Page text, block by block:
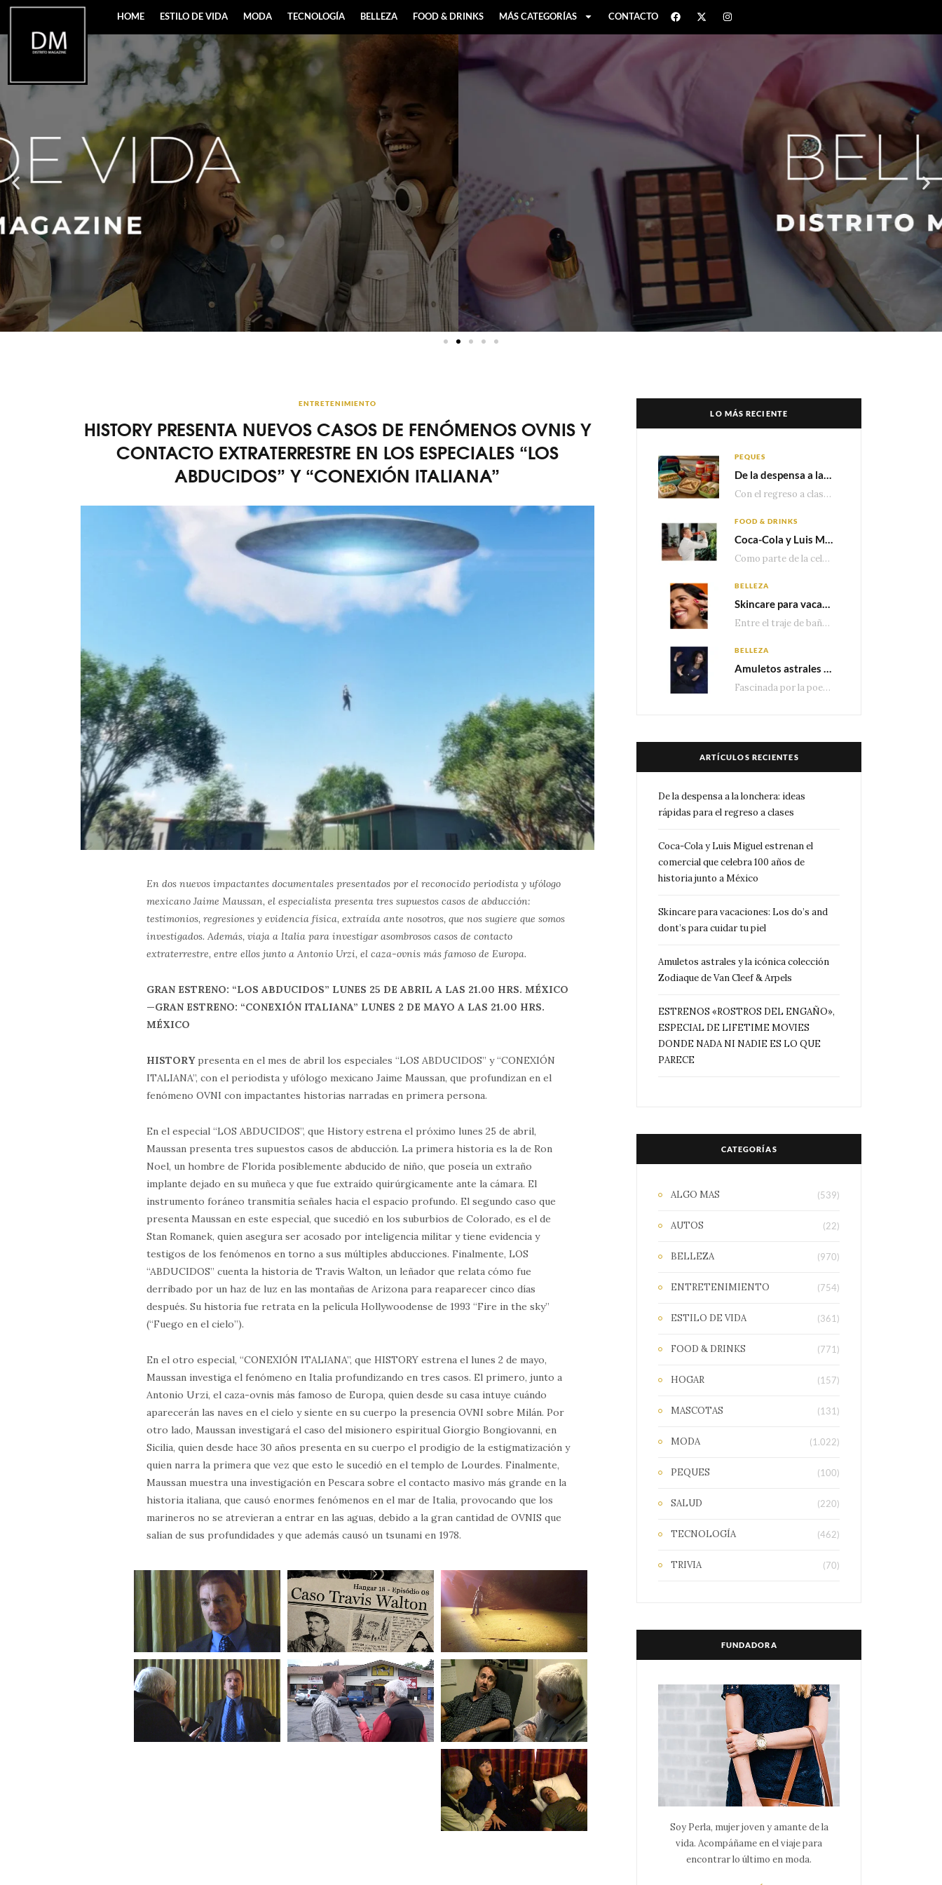
HOME ESTILO DE VIDA MODA TECNOLOGÍA BELLEZA FOOD & DRINKS MÁS CATEGORÍAS CONTACTO
ENTRETENIMIENTO
HISTORY PRESENTA NUEVOS CASOS DE FENÓMENOS OVNIS Y
CONTACTO EXTRATERRESTRE EN LOS ESPECIALES “LOS
ABDUCIDOS” Y “CONEXIÓN ITALIANA”
En dos nuevos impactantes documentales presentados por el reconocido periodista y ufólogo
mexicano Jaime Maussan, el especialista presenta tres supuestos casos de abducción:
testimonios, regresiones y evidencia física, extraída ante nosotros, que nos sugiere que somos
investigados. Además, viaja a Italia para investigar asombrosos casos de contacto
extraterrestre, entre ellos junto a Antonio Urzi, el caza-ovnis más famoso de Europa.
GRAN ESTRENO: “LOS ABDUCIDOS” LUNES 25 DE ABRIL A LAS 21.00 HRS. MÉXICO
—GRAN ESTRENO: “CONEXIÓN ITALIANA” LUNES 2 DE MAYO A LAS 21.00 HRS.
MÉXICO
HISTORYpresenta en el mes de abril los especiales “LOS ABDUCIDOS” y “CONEXIÓN
ITALIANA”, con el periodista y ufólogo mexicano Jaime Maussan, que profundizan en el
fenómeno OVNI con impactantes historias narradas en primera persona.
En el especial “LOS ABDUCIDOS”, que History estrena el próximo lunes 25 de abril,
Maussan presenta tres supuestos casos de abducción. La primera historia es la de Ron
Noel, un hombre de Florida posiblemente abducido de niño, que poseía un extraño
implante dejado en su muñeca y que fue extraído quirúrgicamente ante la cámara. El
instrumento foráneo transmitía señales hacia el espacio profundo. El segundo caso que
presenta Maussan en este especial, que sucedió en los suburbios de Colorado, es el de
Stan Romanek, quien asegura ser acosado por inteligencia militar y tiene evidencia y
testigos de los fenómenos en torno a sus múltiples abducciones. Finalmente, LOS
“ABDUCIDOS” cuenta la historia de Travis Walton, un leñador que relata cómo fue
derribado por un haz de luz en las montañas de Arizona para reaparecer cinco días
después. Su historia fue retrata en la película Hollywoodense de 1993 “Fire in the sky”
(“Fuego en el cielo”).
En el otro especial, “CONEXIÓN ITALIANA”, que HISTORY estrena el lunes 2 de mayo,
Maussan investiga el fenómeno en Italia profundizando en tres casos. El primero, junto a
Antonio Urzi, el caza-ovnis más famoso de Europa, quien desde su casa intuye cuándo
aparecerán las naves en el cielo y siente en su cuerpo la presencia OVNI sobre Milán. Por
otro lado, Maussan investigará el caso del misionero espiritual Giorgio Bongiovanni, en
Sicilia, quien desde hace 30 años presenta en su cuerpo el prodigio de la estigmatización y
quien narra la primera que vez que esto le sucedió en el templo de Lourdes. Finalmente,
Maussan muestra una investigación en Pescara sobre el contacto masivo más grande en la
historia italiana, que causó enormes fenómenos en el mar de Italia, provocando que los
marineros no se atrevieran a entrar en las aguas, debido a la gran cantidad de OVNIS que
salían de sus profundidades y que además causó un tsunami en 1978.
LO MÁS RECIENTE
PEQUES
De la despensa a la lonchera: ideas rápidas para el regreso a clases
Con el regreso a clases cada vez más cerca, las familias comienzan a reorganizar horarios,…
FOOD & DRINKS
Coca-Cola y Luis Miguel estrenan el comercial que celebra 100 años de historia junto a México
Como parte de la celebración por sus primeros 100 años enMéxico, Coca-Cola presenta hoy el…
BELLEZA
Skincare para vacaciones: Los do’s and dont’s para cuidar tu piel
Entre el traje de baño, las sandalias, los lentes de sol y los looks que…
BELLEZA
Amuletos astrales y la icónica colección Zodiaque de Van Cleef & Arpels
Fascinada por la poesía de las estrellas, la Maison Van Cleef & Arpels celebra la llegada de las…
ARTÍCULOS RECIENTES
De la despensa a la lonchera: ideas
rápidas para el regreso a clases
Coca-Cola y Luis Miguel estrenan el
comercial que celebra 100 años de
historia junto a México
Skincare para vacaciones: Los do’s and
dont’s para cuidar tu piel
Amuletos astrales y la icónica colección
Zodiaque de Van Cleef & Arpels
ESTRENOS «ROSTROS DEL ENGAÑO»,
ESPECIAL DE LIFETIME MOVIES
DONDE NADA NI NADIE ES LO QUE
PARECE
CATEGORÍAS
ALGO MAS (539)
AUTOS (22)
BELLEZA (970)
ENTRETENIMIENTO (754)
ESTILO DE VIDA (361)
FOOD & DRINKS (771)
HOGAR (157)
MASCOTAS (131)
MODA (1.022)
PEQUES (100)
SALUD (220)
TECNOLOGÍA (462)
TRIVIA (70)
FUNDADORA
Soy Perla, mujer joven y amante de la
vida. Acompáñame en el viaje para
encontrar lo último en moda.